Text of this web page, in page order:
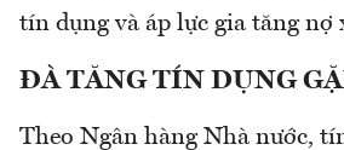
tín dụng và áp lực gia tăng nợ
ĐÀ TĂNG TÍN DỤNG
Theo Ngân hàng Nhà nước,